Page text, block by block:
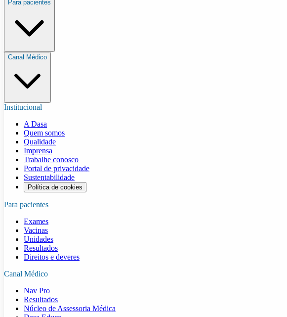
Para pacientes
Canal Médico
Institucional
A Dasa
Quem somos
Qualidade
Imprensa
Trabalhe conosco
Portal de privacidade
Sustentabilidade
Política de cookies
Para pacientes
Exames
Vacinas
Unidades
Resultados
Direitos e deveres
Canal Médico
Nav Pro
Resultados
Núcleo de Assessoria Médica